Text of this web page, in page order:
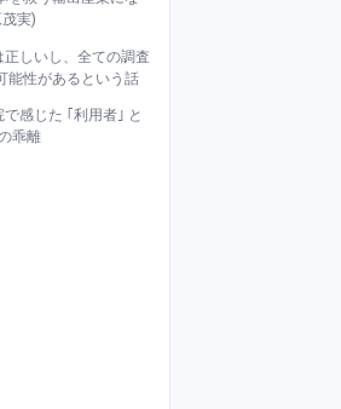
実)
しいし、全ての調査
能性があるという話
感じた ｢利用者｣ と
乖離